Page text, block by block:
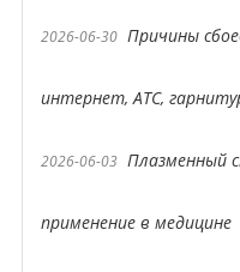
2026-06-30 Причины
интернет, АТС,
2026-06-03 Плазменный
применение в медицине